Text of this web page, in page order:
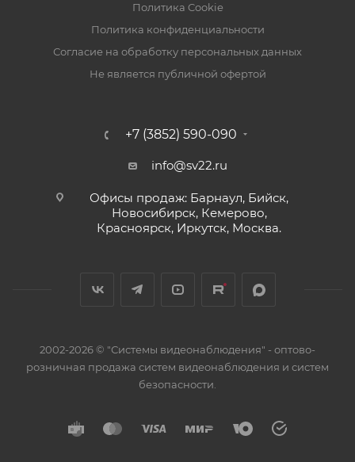
Политика Cookie
Политика конфиденциальности
Согласие на обработку персональных данных
Не является публичной офертой
+7 (3852) 590-090
info@sv22.ru
Офисы продаж: Барнаул, Бийск,
Новосибирск, Кемерово,
Красноярск, Иркутск, Москва.
2002-2026 © "Системы видеонаблюдения" - оптово-
розничная продажа систем видеонаблюдения и систем
безопасности.